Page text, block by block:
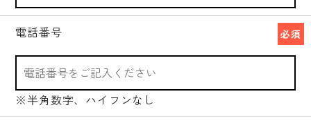
電話番号 必須
※半角数字、ハイフンなし